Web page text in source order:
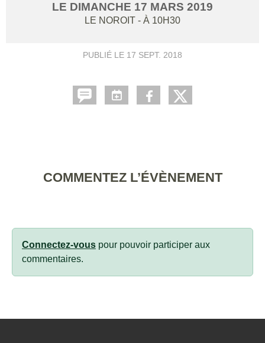
LE DIMANCHE 17 MARS 2019
LE NOROIT - À 10H30
PUBLIÉ LE 17 SEPT. 2018
COMMENTEZ L’ÉVÈNEMENT
Connectez-vous pour pouvoir participer aux
commentaires.